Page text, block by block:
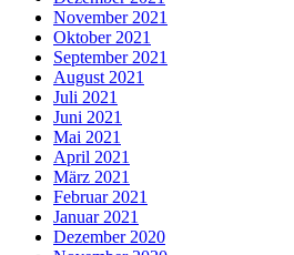
November 2021
Oktober 2021
September 2021
August 2021
Juli 2021
Juni 2021
Mai 2021
April 2021
März 2021
Februar 2021
Januar 2021
Dezember 2020